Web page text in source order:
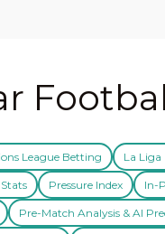
League Betting La Liga
Pressure Index In-
Pre-Match Analysis & AI